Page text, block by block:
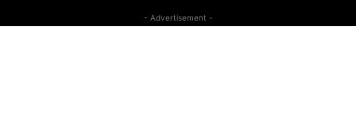
- Advertisement -